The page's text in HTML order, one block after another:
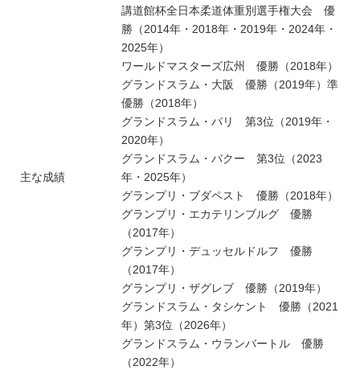
主な成績
講道館杯全日本柔道体重別選手権大会 優
勝（2014年・2018年・2019年・2024年・
2025年）
ワールドマスターズ広州 優勝（2018年）
グランドスラム・大阪 優勝（2019年）準
優勝（2018年）
グランドスラム・パリ 第3位（2019年・
2020年）
グランドスラム・バクー 第3位（2023
年・2025年）
グランプリ・ブダペスト 優勝（2018年）
グランプリ・エカテリンブルグ 優勝
（2017年）
グランプリ・デュッセルドルフ 優勝
（2017年）
グランプリ・ザグレブ 優勝（2019年）
グランドスラム・タシケント 優勝（2021
年）第3位（2026年）
グランドスラム・ウランバートル 優勝
（2022年）